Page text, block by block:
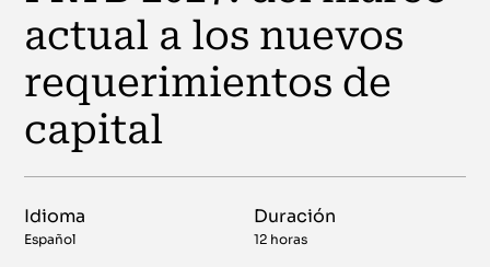
actual a los nuevos
requerimientos de
capital
Idioma
Español
Duración
12 horas